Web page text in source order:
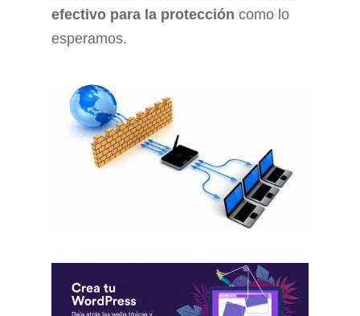
efectivo para la protección como lo
esperamos.